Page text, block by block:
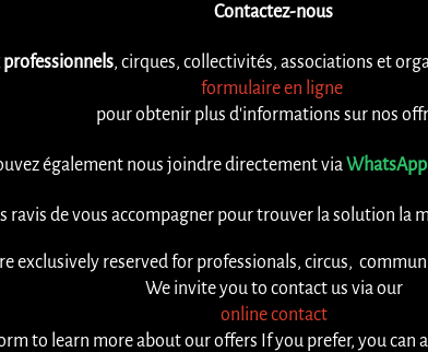
Contactez-nous
, cirques, collectivités, associations et
formulaire en ligne
pour obtenir plus d'informations sur nos
également nous joindre directement viaWhatsApp
ravis de vous accompagner pour trouver la solution la
exclusively reserved for professionals, circus,
We invite you to contact us via our
online contact
to learn more about our offers If you prefer, you can